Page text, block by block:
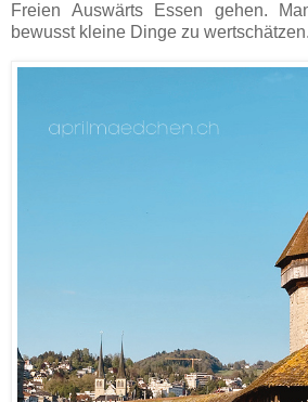
Freien Auswärts Essen gehen.
bewusst kleine Dinge zu wertschätzen.